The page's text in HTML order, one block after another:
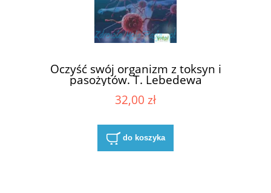
Oczyść swój organizm z toksyn i
pasożytów. T. Lebedewa
32,00 zł
do koszyka